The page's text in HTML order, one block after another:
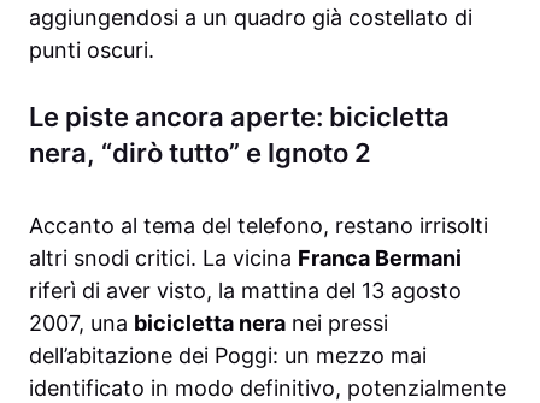
aggiungendosi a un quadro già costellato di
punti oscuri.
Le piste ancora aperte: bicicletta
nera, “dirò tutto” e Ignoto 2
Accanto al tema del telefono, restano irrisolti
altri snodi critici. La vicina Franca Bermani
riferì di aver visto, la mattina del 13 agosto
2007, una bicicletta nera nei pressi
dell’abitazione dei Poggi: un mezzo mai
identificato in modo definitivo, potenzialmente